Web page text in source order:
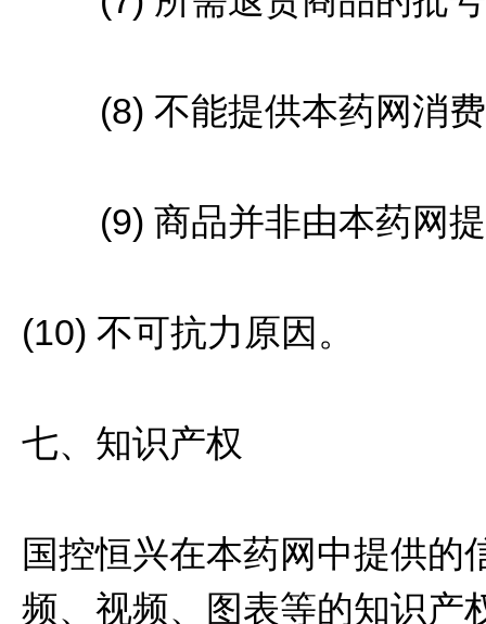
(8) 不能提供本药网消费
(9) 商品并非由本药网提
(10) 不可抗力原因。
七、知识产权
国控恒兴在本药网中提供的
频、视频、图表等的知识产